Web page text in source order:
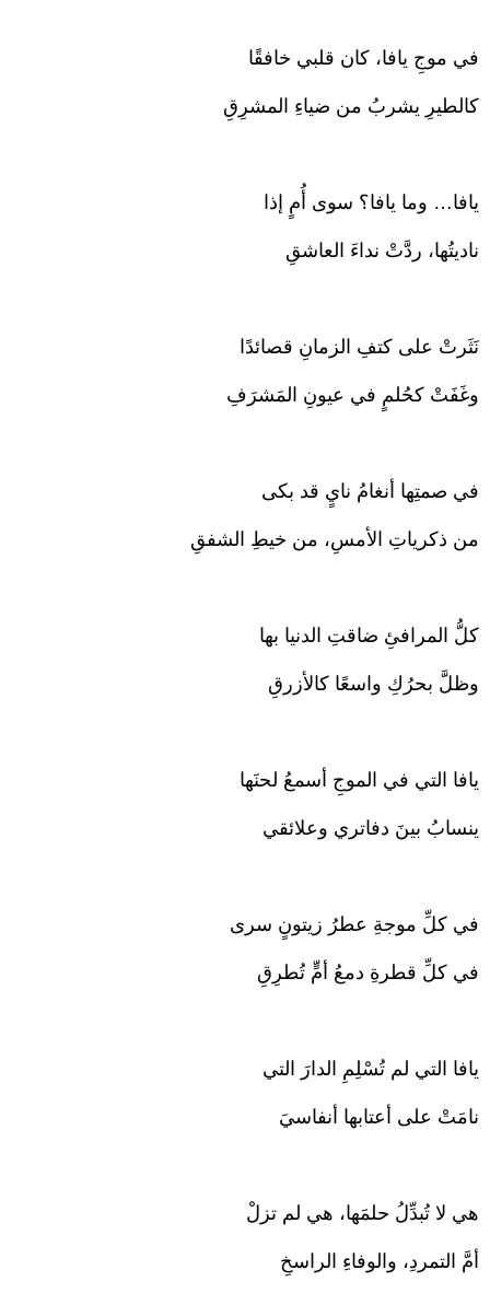
في موجِ يافا، كان قلبي خافقًا
كالطيرِ يشربُ من ضياءِ المشرِقِ
يافا… وما يافا؟ سوى أُمٍ إذا
ناديتُها، ردَّتْ نداءَ العاشقِ
نَثَرتْ على كتفِ الزمانِ قصائدًا
وغَفَتْ كحُلمٍ في عيونِ المَشرَفِ
في صمتِها أنغامُ نايٍ قد بكى
من ذكرياتِ الأمسِ، من خيطِ الشفقِ
كلُّ المرافئِ ضاقتِ الدنيا بها
وظلَّ بحرُكِ واسعًا كالأزرقِ
يافا التي في الموجِ أسمعُ لحنَها
ينسابُ بينَ دفاتري وعلائقي
في كلِّ موجةِ عطرُ زيتونٍ سرى
في كلِّ قطرةِ دمعُ أمٍّ تُطرِقِ
يافا التي لم تُسْلِمِ الدارَ التي
نامَتْ على أعتابها أنفاسيَ
هي لا تُبدِّلُ حلمَها، هي لم تزلْ
أمَّ التمردِ، والوفاءِ الراسخِ